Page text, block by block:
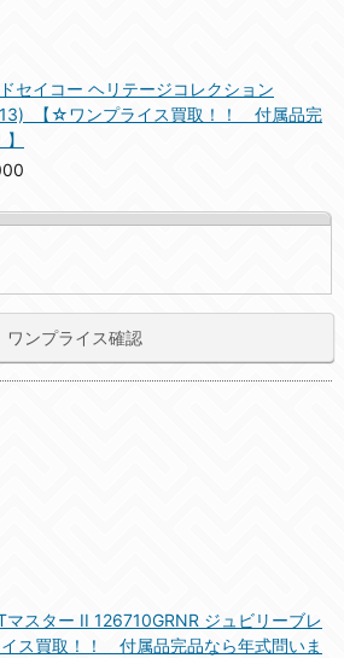
セイコー ヘリテージコレクション
【☆ワンプライス買取！！ 付属品完
ワンプライス確認
マスター II 126710GRNR ジュビリーブレ
ス買取！！ 付属品完品なら年式問いま